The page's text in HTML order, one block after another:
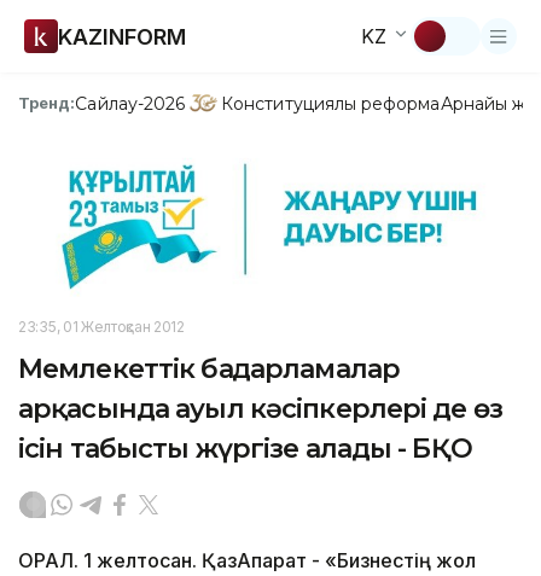
KAZINFORM KZ
Тренд:Сайлау-2026 Конституциялық реформаАрнайы
23:35, 01 Желтоқсан 2012
Мемлекеттік бағдарламалар
арқасында ауыл кәсіпкерлері де өз
ісін табысты жүргізе алады - БҚО
ОРАЛ. 1 желтоқсан. ҚазАқпарат - «Бизнестің жол